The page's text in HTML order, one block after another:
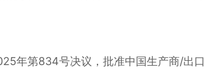
年第834号决议，批准中国生产商/出口